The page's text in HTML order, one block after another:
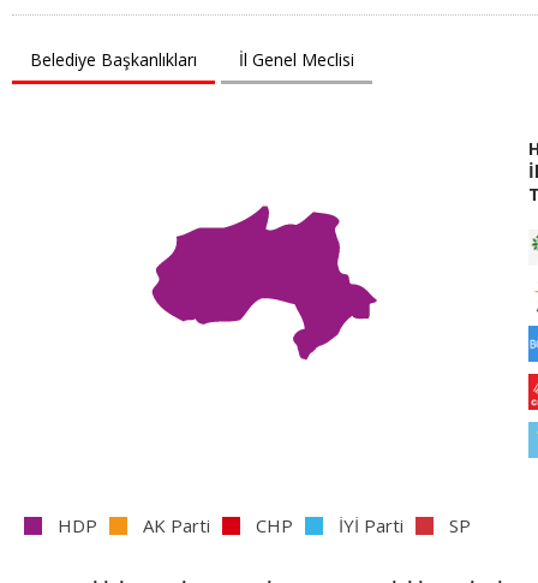
Belediye Başkanlıkları İl Genel Meclisi
HDP AK Parti CHP İYİ Parti SP